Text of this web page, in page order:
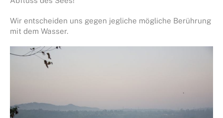
Wir entscheiden uns gegen jegliche mögliche Berührung
mit dem Wasser.